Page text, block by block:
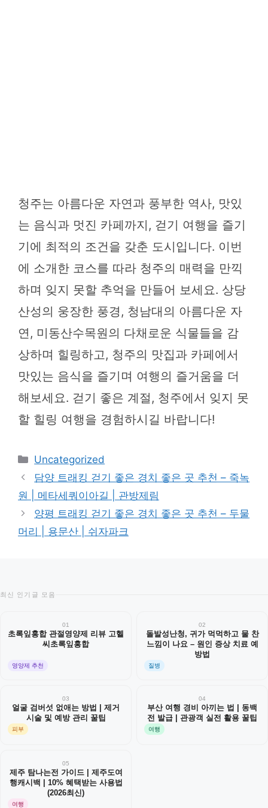
청주는 아름다운 자연과 풍부한 역사, 맛있
는 음식과 멋진 카페까지, 걷기 여행을 즐기
기에 최적의 조건을 갖춘 도시입니다. 이번
에 소개한 코스를 따라 청주의 매력을 만끽
하며 잊지 못할 추억을 만들어 보세요. 상당
산성의 웅장한 풍경, 청남대의 아름다운 자
연, 미동산수목원의 다채로운 식물들을 감
상하며 힐링하고, 청주의 맛집과 카페에서
맛있는 음식을 즐기며 여행의 즐거움을 더
해보세요. 걷기 좋은 계절, 청주에서 잊지 못
할 힐링 여행을 경험하시길 바랍니다!
카
테
리
Uncategorized
담양 트래킹 걷기 좋은 경치 좋은 곳 추천 – 죽녹
원 | 메타세쿼이아길 | 관방제림
양평 트래킹 걷기 좋은 경치 좋은 곳 추천 – 두물
머리 | 용문산 | 쉬자파크
최신 인기글 모음
01
초록잎홍합 관절영양제 리뷰 고헬
씨초록잎홍합
영양제 추천
02
돌발성난청, 귀가 먹먹하고 물 찬
느낌이 나요 – 원인 증상 치료 예
방법
질병
03
얼굴 검버섯 없애는 방법 | 제거
시술 및 예방 관리 꿀팁
피부
04
부산 여행 경비 아끼는 법 | 동백
전 발급 | 관광객 실전 활용 꿀팁
여행
05
제주 탐나는전 가이드 | 제주도여
행캐시백 | 10% 혜택받는 사용법
(2026최신)
여행